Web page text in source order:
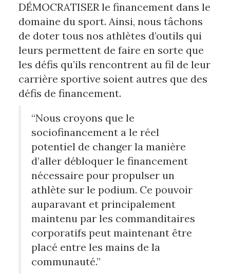
DÉMOCRATISER le financement dans le
domaine du sport. Ainsi, nous tâchons
de doter tous nos athlètes d’outils qui
leurs permettent de faire en sorte que
les défis qu’ils rencontrent au fil de leur
carrière sportive soient autres que des
défis de financement.
“Nous croyons que le
sociofinancement a le réel
potentiel de changer la manière
d’aller débloquer le financement
nécessaire pour propulser un
athlète sur le podium. Ce pouvoir
auparavant et principalement
maintenu par les commanditaires
corporatifs peut maintenant être
placé entre les mains de la
communauté.”